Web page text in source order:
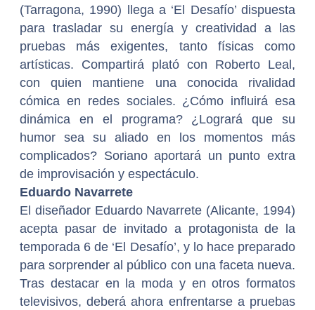
(Tarragona, 1990) llega a ‘El Desafío’ dispuesta
para trasladar su energía y creatividad a las
pruebas más exigentes, tanto físicas como
artísticas. Compartirá plató con Roberto Leal,
con quien mantiene una conocida rivalidad
cómica en redes sociales. ¿Cómo influirá esa
dinámica en el programa? ¿Logrará que su
humor sea su aliado en los momentos más
complicados? Soriano aportará un punto extra
de improvisación y espectáculo.
Eduardo Navarrete
El diseñador Eduardo Navarrete (Alicante, 1994)
acepta pasar de invitado a protagonista de la
temporada 6 de ‘El Desafío’, y lo hace preparado
para sorprender al público con una faceta nueva.
Tras destacar en la moda y en otros formatos
televisivos, deberá ahora enfrentarse a pruebas